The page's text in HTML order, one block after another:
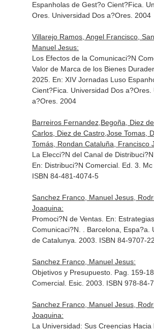
Espanholas de Gest?o Cient?Fica .
Ores. Universidad Dos a?Ores. 2004
Villarejo Ramos, Angel Francisco,
Manuel Jesus:
Los Efectos de la Comunicaci?N
Valor de Marca de los Bienes
2025. En: XIV Jornadas Luso
Cient?Fica . Universidad Dos
a?Ores. 2004
Barreiros Fernandez,Begoña, Diez
Carlos, Diez de Castro,Jose Tomas,
Tomás, Rondan Cataluña, Francisco
La Elecci?N del Canal de
En: Distribuci?N Comercial. Ed. 3. Mc
ISBN 84-481-4074-5
Sanchez Franco, Manuel Jesus,
Joaquina:
Promoci?N de Ventas. En:
Comunicaci?N . . Barcelona,
de Catalunya. 2003. ISBN 84-9707-
Sanchez Franco, Manuel Jesus:
Objetivos y Presupuesto. Pag. 159-
Comercial. Esic. 2003. ISBN 978-84-
Sanchez Franco, Manuel Jesus,
Joaquina:
La Universidad: Sus Creencias Hacia